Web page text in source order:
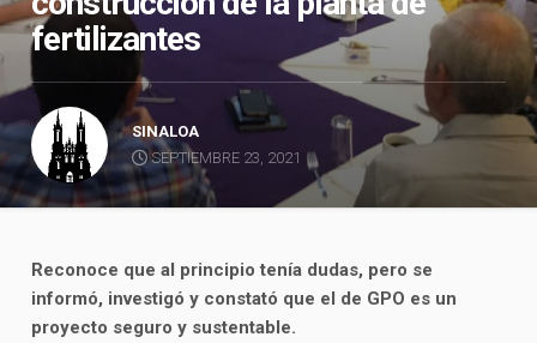
fertilizantes
SINALOA
SEPTIEMBRE 23, 2021
Reconoce que al principio tenía dudas, pero se
informó, investigó y constató que el de GPO es un
proyecto seguro y sustentable.